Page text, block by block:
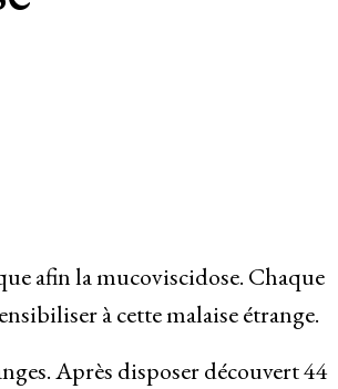
afin la mucoviscidose. Chaque
à cette malaise étrange.
Après disposer découvert 44